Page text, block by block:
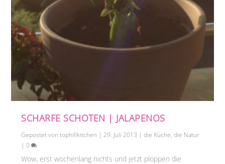
SCHARFE SCHOTEN | JALAPENOS
Gepostet vontophillkitchen |29. Juli 2013 |die Küche,die Natur
|0
Wow, erst wochenlang nichts und jetzt ploppen die